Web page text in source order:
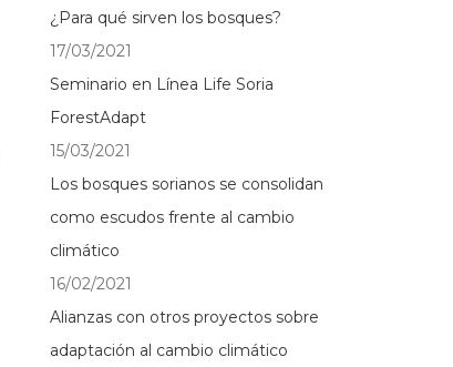
¿Para qué sirven los bosques?
17/03/2021
Seminario en Línea Life Soria
ForestAdapt
15/03/2021
Los bosques sorianos se consolidan
como escudos frente al cambio
climático
16/02/2021
Alianzas con otros proyectos sobre
adaptación al cambio climático